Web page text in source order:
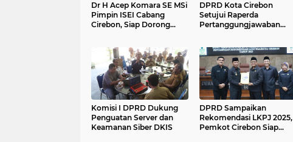
Dr H Acep Komara SE MSi
Pimpin ISEI Cabang
Cirebon, Siap Dorong
dan Kearifan Lokal
DPRD Kota Cirebon
Setujui Raperda
Pertanggungjawaban
Pelayanan Publik
Komisi I DPRD Dukung
Penguatan Server dan
Keamanan Siber DKIS
DPRD Sampaikan
Rekomendasi LKPJ 2025,
Pemkot Cirebon Siap